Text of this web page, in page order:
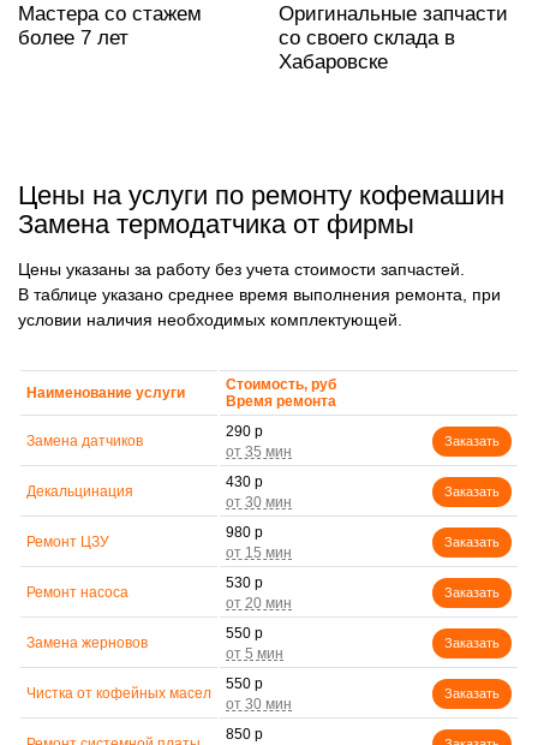
Мастера со стажем
более 7 лет
Оригинальные запчасти
со своего склада в
Хабаровске
Цены на услуги по ремонту кофемашин
Замена термодатчика от фирмы
Цены указаны за работу без учета стоимости запчастей.
В таблице указано среднее время выполнения ремонта, при
условии наличия необходимых комплектующей.
Наименование услуги
Стоимость, руб
Время ремонта
Замена датчиков
290 р
Заказать
Декальцинация
430 р
Заказать
Ремонт ЦЗУ
980 р
Заказать
Ремонт насоса
530 р
Заказать
Замена жерновов
550 р
Заказать
Чистка от кофейных масел
550 р
Заказать
850 р